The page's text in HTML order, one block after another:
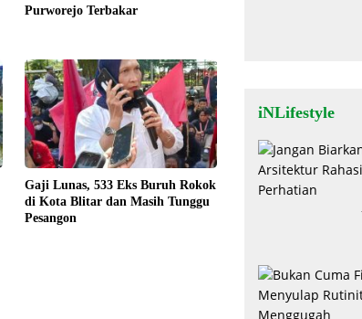
Purworejo Terbakar
Gaji Lunas, 533 Eks Buruh Rokok
di Kota Blitar dan Masih Tunggu
Pesangon
iNLifestyle